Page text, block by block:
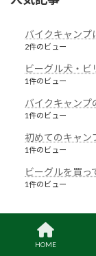
バイクキャンプ
2件のビュー
ビーグル犬・ビ
1件のビュー
バイクキャンプ
1件のビュー
初めてのキャン
1件のビュー
ビーグルを買っ
1件のビュー
お問い合わせ
HOME